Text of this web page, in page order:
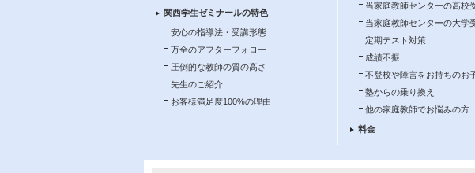
関西学生ゼミナールの特色
安心の指導法・受講形態
万全のアフターフォロー
圧倒的な教師の質の高さ
先生のご紹介
お客様満足度100%の理由
当家庭教師センターの高校
当家庭教師センターの大学
定期テスト対策
成績不振
不登校や障害をお持ちのお
塾からの乗り換え
他の家庭教師でお悩みの方
料金